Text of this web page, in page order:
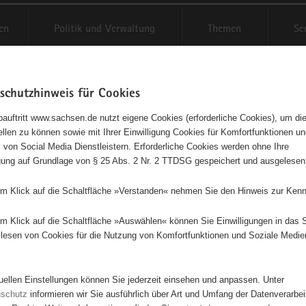
Politik und Verwaltung Themen
auf Karte anzeigen
Initiativen Projekte Nach Alphabet Nach
80 Suchergebnisse
für Cookies
www.sachsen.de nutzt eigene Cookies (erforderliche Cookies), um
zu können sowie mit Ihrer Einwilligung Cookies für Komfortfunktionen
von Social Media Dienstleistern. Erforderliche Cookies werden ohne Ihre
auf Grundlage von § 25 Abs. 2 Nr. 2 TTDSG gespeichert und ausgelesen.
Klick auf die Schaltfläche »Verstanden« nehmen Sie den Hinweis zur
Klick auf die Schaltfläche »Auswählen« können Sie Einwilligungen in das
von Cookies für die Nutzung von Komfortfunktionen und Soziale
Einstellungen können Sie jederzeit einsehen und anpassen. Unter
informieren wir Sie ausführlich über Art und Umfang der